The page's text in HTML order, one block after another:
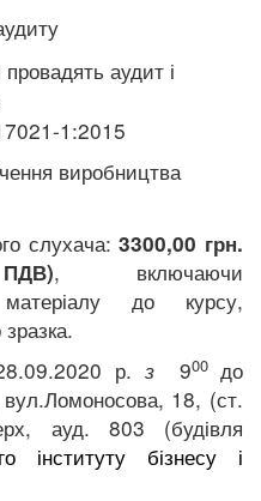
аудит і
1:2015
виробництва
слухача:3300,00 грн.
, включаючи
матеріалу до курсу,
р. з 900 до
вул.Ломоносова, 18, (ст.
ауд. 803 (будівля
інституту бізнесу і